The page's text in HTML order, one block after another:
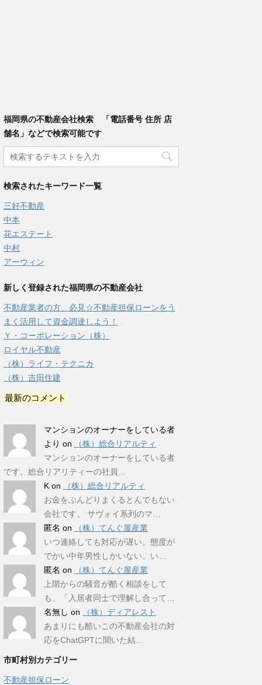
福岡県の不動産会社検索 「電話番号 住所 店
舗名」などで検索可能です
検索されたキーワード一覧
三好不動産
中本
花エステート
中村
アーウィン
新しく登録された福岡県の不動産会社
不動産業者の方、必見☆不動産担保ローンをう
まく活用して資金調達しよう！
Ｙ・コーポレーション（株）
ロイヤル不動産
（株）ライフ・テクニカ
（株）吉田住建
最新のコメント
マンションのオーナーをしている者
より on
（株）総合リアルティ
マンションのオーナーをしている者
です。総合リアリティーの社員…
K on
（株）総合リアルティ
お金をぶんどりまくるとんでもない
会社です。 サヴォイ系列のマ…
匿名 on
（株）てんぐ屋産業
いつ連絡しても対応が遅い。態度が
でかい中年男性しかいない。い…
匿名 on
（株）てんぐ屋産業
上階からの騒音が酷く相談をして
も、「入居者同士で理解し合って…
名無し on
（株）ディアレスト
あまりにも酷いこの不動産会社の対
応をChatGPTに聞いた結…
市町村別カテゴリー
不動産担保ローン